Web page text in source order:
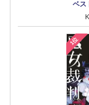
ベス
1位